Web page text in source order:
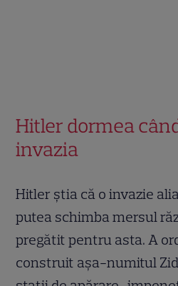
Hitler dormea
invazia
Hitler știa că o invazie
putea schimba mersul
pregătit pentru asta. A
construit așa-numitul